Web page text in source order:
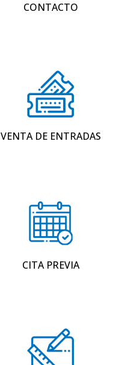
CONTACTO
VENTA DE ENTRADAS
CITA PREVIA